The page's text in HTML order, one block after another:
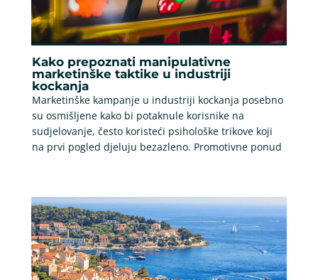
Kako prepoznati manipulativne
marketinške taktike u industriji
kockanja
Marketinške kampanje u industriji kockanja posebno
su osmišljene kako bi potaknule korisnike na
sudjelovanje, često koristeći psihološke trikove koji
na prvi pogled djeluju bezazleno. Promotivne ponud